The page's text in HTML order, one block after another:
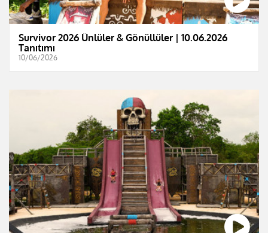
Survivor 2026 Ünlüler & Gönüllüler | 10.06.2026
Tanıtımı
10/06/2026